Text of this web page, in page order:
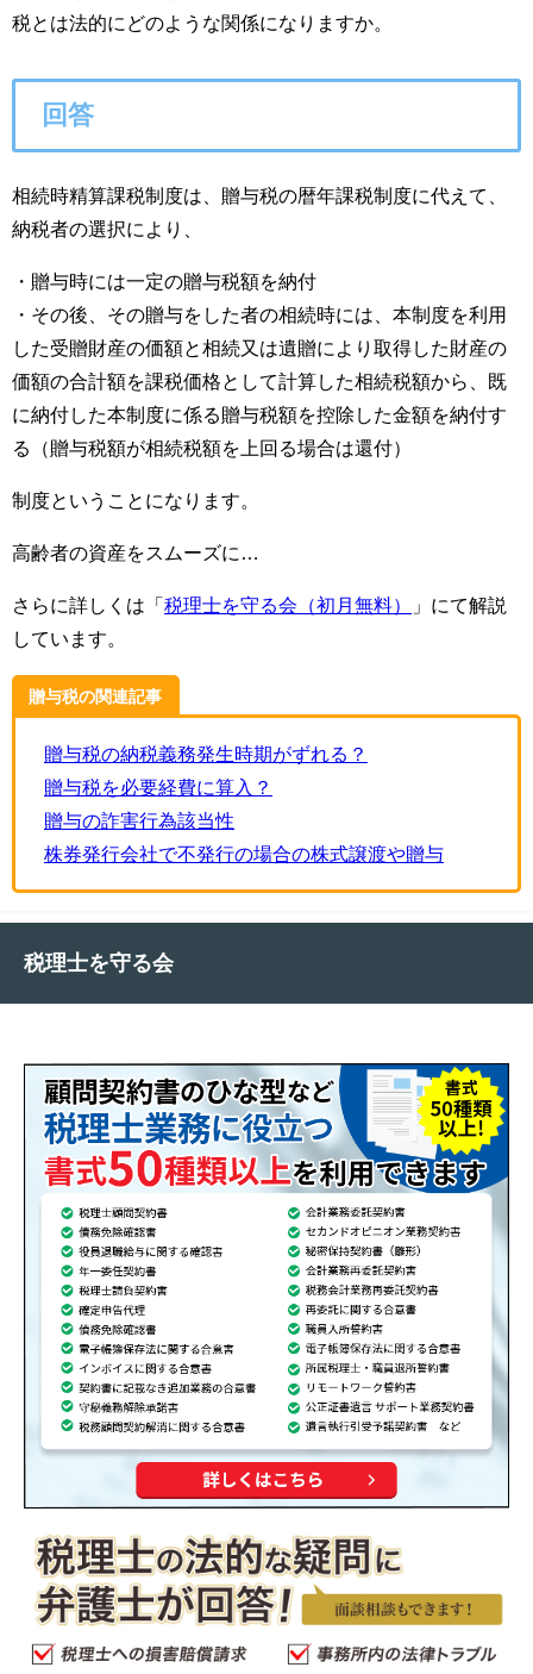
税とは法的にどのような関係になりますか。
回答
相続時精算課税制度は、贈与税の暦年課税制度に代えて、
納税者の選択により、
・贈与時には一定の贈与税額を納付
・その後、その贈与をした者の相続時には、本制度を利用
した受贈財産の価額と相続又は遺贈により取得した財産の
価額の合計額を課税価格として計算した相続税額から、既
に納付した本制度に係る贈与税額を控除した金額を納付す
る（贈与税額が相続税額を上回る場合は還付）
制度ということになります。
高齢者の資産をスムーズに…
さらに詳しくは「 税理士を守る会（初月無料）
」にて解説
しています。
贈与税の関連記事
贈与税の納税義務発生時期がずれる？
贈与税を必要経費に算入？
贈与の詐害行為該当性
株券発行会社で不発行の場合の株式譲渡や贈与
税理士を守る会